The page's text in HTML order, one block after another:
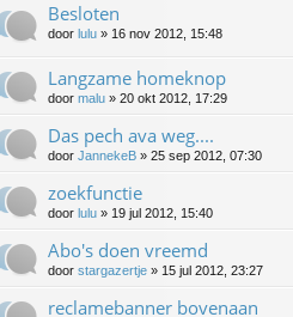
Besloten
door lulu » 16 nov 2012, 15:48
Langzame homeknop
door malu » 20 okt 2012, 17:29
Das pech ava weg....
door JannekeB » 25 sep 2012, 07:30
zoekfunctie
door lulu » 19 jul 2012, 15:40
Abo's doen vreemd
door stargazertje » 15 jul 2012, 23:27
reclamebanner bovenaan